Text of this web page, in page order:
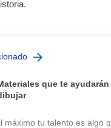
que te
máximo tu talento es algo